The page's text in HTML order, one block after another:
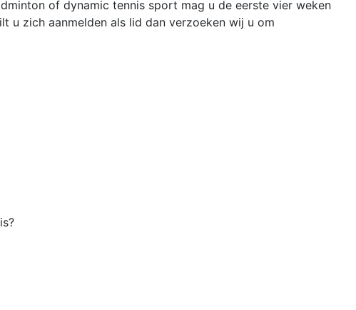
of dynamic tennis sport mag u de eerste vier weken
zich aanmelden als lid dan verzoeken wij u om